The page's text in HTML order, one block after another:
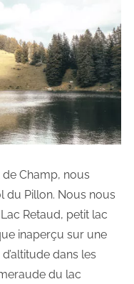
Champ, nous
du Pillon. Nous nous
Retaud, petit lac
inaperçu sur une
dans les
du lac